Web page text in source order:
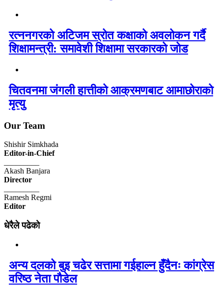
रत्ननगरको अटिजम स्रोत कक्षाको अवलोकन गर्दै
शिक्षामन्त्री: समावेशी शिक्षामा सरकारको जोड
चितवनमा जंगली हात्तीको आक्रमणबाट आमाछोराको
मृत्यु
Our Team
Shishir Simkhada
Editor-in-Chief
Akash Banjara
Director
Ramesh Regmi
Editor
धेरैले पढेको
अन्य दलको बुइ चढेर सत्तामा गईहाल्न हुँदैनः कांग्रेस
वरिष्ठ नेता पौडेल